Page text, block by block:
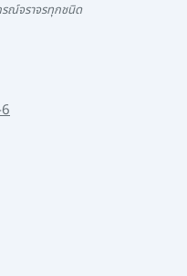
รณ์จราจรทุกชนิด